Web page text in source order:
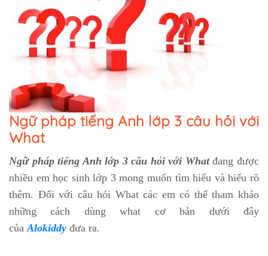
Ngữ pháp tiếng Anh lớp 3 câu hỏi với
What
Ngữ pháp tiếng Anh lớp 3 câu hỏi với Whatđang được
nhiều em học sinh lớp 3 mong muốn tìm hiểu và hiểu rõ
thêm. Đối với câu hỏi What các em có thể tham khảo
những cách dùng what cơ bản dưới đây
của Alokiddy đưa ra.